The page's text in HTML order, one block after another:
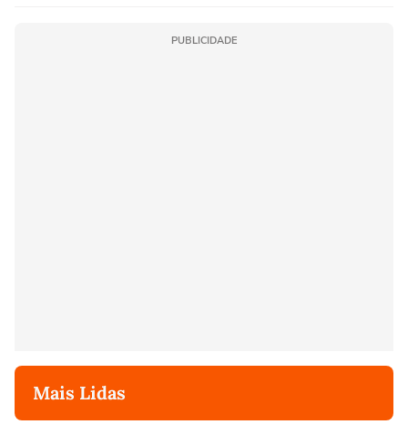
PUBLICIDADE
Mais Lidas